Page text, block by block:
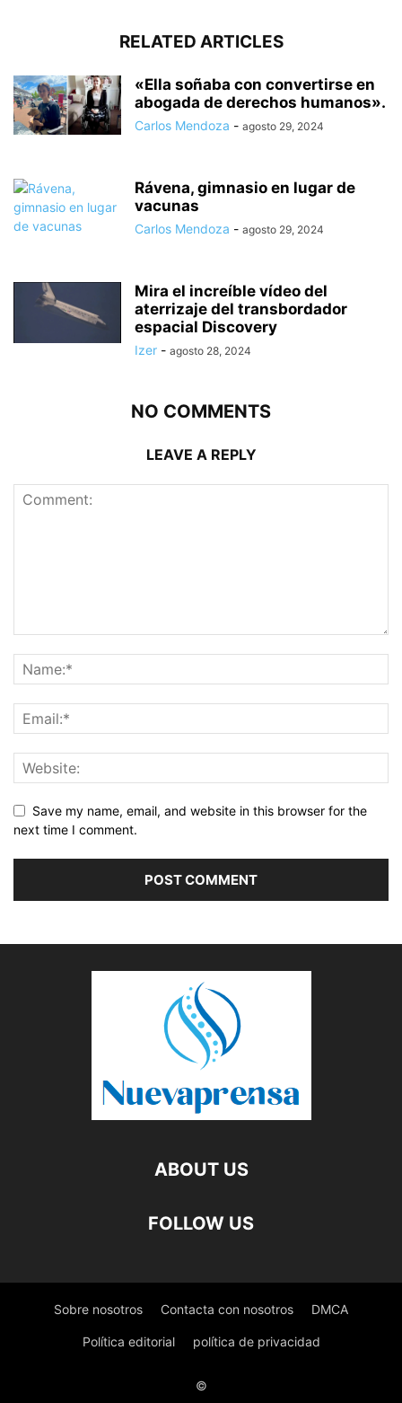
RELATED ARTICLES
«Ella soñaba con convertirse en
abogada de derechos humanos».
Carlos Mendoza - agosto 29, 2024
Rávena, gimnasio en lugar de
vacunas
Carlos Mendoza - agosto 29, 2024
Mira el increíble vídeo del
aterrizaje del transbordador
espacial Discovery
Izer - agosto 28, 2024
NO COMMENTS
LEAVE A REPLY
Save my name, email, and website in this browser for the
next time I comment.
ABOUT US
FOLLOW US
Sobre nosotros Contacta con nosotros DMCA
Política editorial política de privacidad
©